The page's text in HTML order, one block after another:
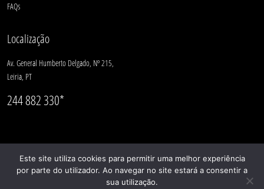
FAQs
Localização
Av. General Humberto Delgado, Nº 215,
Leiria, PT
244 882 330*
Livro de Reclamações| geral@casulo.pt | 244 882 330*
(*Chamada
Este site utiliza cookies para permitir uma melhor experiência
por parte do utilizador. Ao navegar no site estará a consentir a
sua utilização.